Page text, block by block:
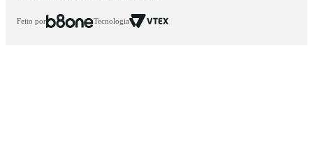
Feito por Tecnologia